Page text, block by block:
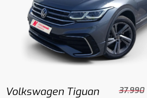
Volkswagen Tiguan
37.990